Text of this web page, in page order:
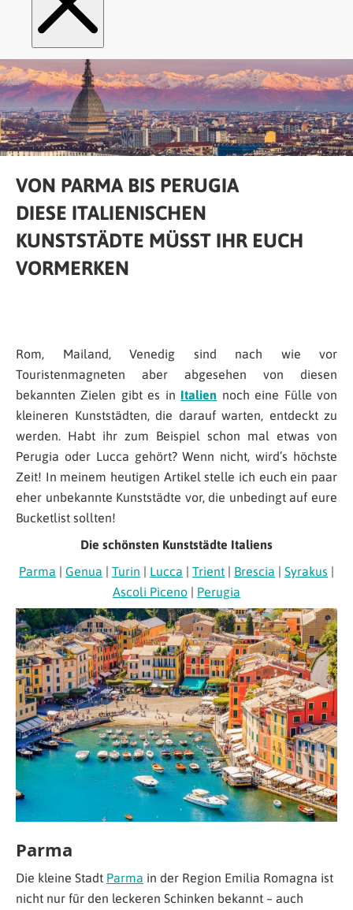
VON PARMA BIS PERUGIA
DIESE ITALIENISCHEN
KUNSTSTÄDTE MÜSST IHR EUCH
VORMERKEN
Rom, Mailand, Venedig sind nach wie vor
Touristenmagneten aber abgesehen von diesen
bekannten Zielen gibt es in Italien noch eine Fülle von
kleineren Kunststädten, die darauf warten, entdeckt zu
werden. Habt ihr zum Beispiel schon mal etwas von
Perugia oder Lucca gehört? Wenn nicht, wird’s höchste
Zeit! In meinem heutigen Artikel stelle ich euch ein paar
eher unbekannte Kunststädte vor, die unbedingt auf eure
Bucketlist sollten!
Die schönsten Kunststädte Italiens
Parma | Genua | Turin | Lucca | Trient | Brescia | Syrakus |
Ascoli Piceno | Perugia
Parma
Die kleine Stadt Parma in der Region Emilia Romagna ist
nicht nur für den leckeren Schinken bekannt – auch